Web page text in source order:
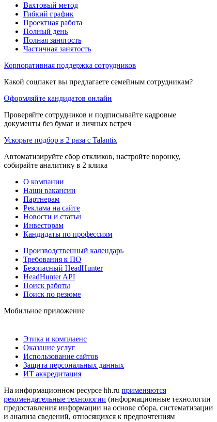
Вахтовый метод
Гибкий график
Проектная работа
Полный день
Полная занятость
Частичная занятость
Корпоративная поддержка сотрудников
Какой соцпакет вы предлагаете семейным сотрудникам?
Оформляйте кандидатов онлайн
Проверяйте сотрудников и подписывайте кадровые
документы без бумаг и личных встреч
Ускорьте подбор в 2 раза с Talantix
Автоматизируйте сбор откликов, настройте воронку,
собирайте аналитику в 2 клика
О компании
Наши вакансии
Партнерам
Реклама на сайте
Новости и статьи
Инвесторам
Кандидаты по профессиям
Производственный календарь
Требования к ПО
Безопасный HeadHunter
HeadHunter API
Поиск работы
Поиск по резюме
Мобильное приложение
Этика и комплаенс
Оказание услуг
Использование сайтов
Защита персональных данных
ИТ аккредитация
На информационном ресурсе hh.ru применяются
рекомендательные технологии (информационные технологии
предоставления информации на основе сбора, систематизации
и анализа сведений, относящихся к предпочтениям